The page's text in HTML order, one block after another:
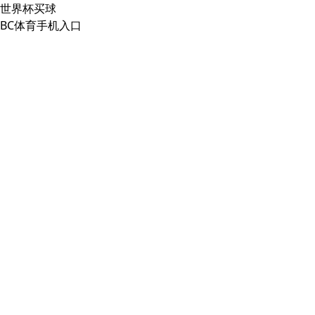
世界杯买球
BC体育手机入口